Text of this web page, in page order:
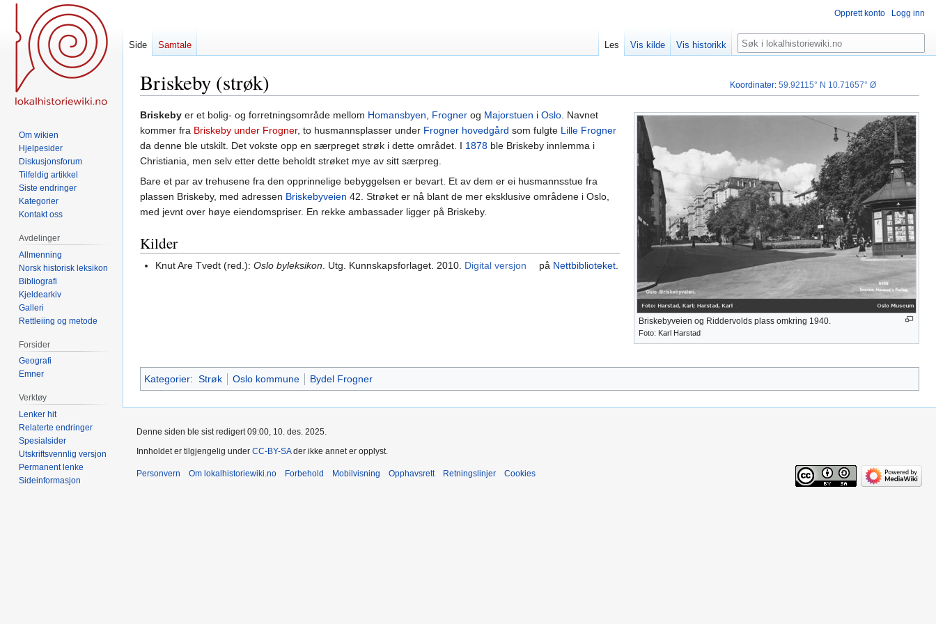
Briskeby (strøk)
Hopp
til
navigering
Hopp
til
søk
Briskebyveien og Riddervolds plass omkring 1940.
Foto: Karl Harstad
Briskeby er et bolig- og forretningsområde mellom Homansbyen, Frogner og Majorstuen i Oslo. Navnet
kommer fra Briskeby under Frogner, to husmannsplasser under Frogner hovedgård som fulgte Lille Frogner
da denne ble utskilt. Det vokste opp en særpreget strøk i dette området. I 1878 ble Briskeby innlemma i
Christiania, men selv etter dette beholdt strøket mye av sitt særpreg.
Bare et par av trehusene fra den opprinnelige bebyggelsen er bevart. Et av dem er ei husmannsstue fra
plassen Briskeby, med adressen Briskebyveien 42. Strøket er nå blant de mer eksklusive områdene i Oslo,
med jevnt over høye eiendomspriser. En rekke ambassader ligger på Briskeby.
Kilder
Knut Are Tvedt (red.):Oslo byleksikon . Utg. Kunnskapsforlaget. 2010. Digital versjon på Nettbiblioteket
Koordinater:59.92115° N 10.71657° Ø
Kategorier: Strøk Oslo kommune Bydel Frogner
Opprett konto Logg inn
Side Samtale Les Vis kilde Vis historikk Søk
Om wikien
Hjelpesider
Diskusjonsforum
Tilfeldig artikkel
Siste endringer
Kategorier
Kontakt oss
Avdelinger
Allmenning
Norsk historisk leksikon
Bibliografi
Kjeldearkiv
Galleri
Rettleiing og metode
Forsider
Geografi
Emner
Verktøy
Lenker hit
Relaterte endringer
Spesialsider
Utskriftsvennlig versjon
Permanent lenke
Sideinformasjon
Denne siden ble sist redigert 09:00, 10. des. 2025.
Innholdet er tilgjengelig under CC-BY-SAder ikke annet er opplyst.
Personvern Om lokalhistoriewiki.no Forbehold Mobilvisning Opphavsrett Retningslinjer Cookies